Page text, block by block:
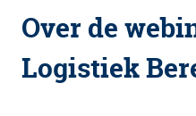
Over de
Logistiek